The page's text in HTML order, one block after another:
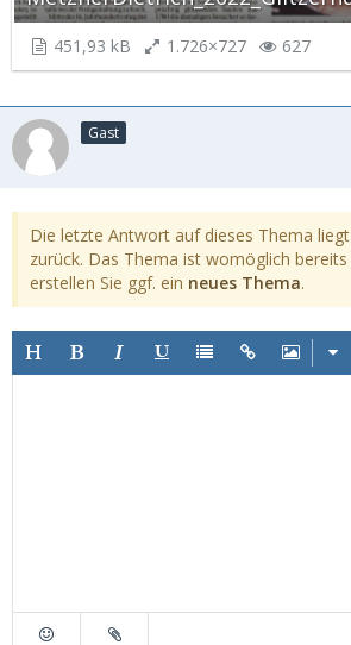
451,93 kB 1.726×727 627
Gast
Die letzte Antwort auf dieses Thema
zurück. Das Thema ist womöglich
erstellen Sie ggf. ein neues Thema.